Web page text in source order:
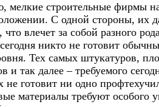
мелкие строительные фирмы
С одной стороны, их
влечет за собой разного
никто не готовит
Тех самых штукатуров,
и так далее – требуемого
не готовит ни одно
материалы требуют особого